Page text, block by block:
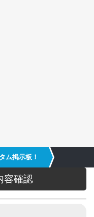
ム掲示板！
容確認